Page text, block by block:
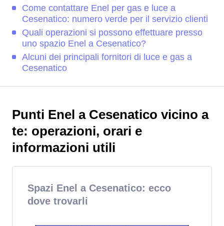
Come contattare Enel per gas e luce a
Cesenatico: numero verde per il servizio clienti
Quali operazioni si possono effettuare presso
uno spazio Enel a Cesenatico?
Alcuni dei principali fornitori di luce e gas a
Cesenatico
Punti Enel a Cesenatico vicino a
te: operazioni, orari e
informazioni utili
Spazi Enel a Cesenatico: ecco
dove trovarli